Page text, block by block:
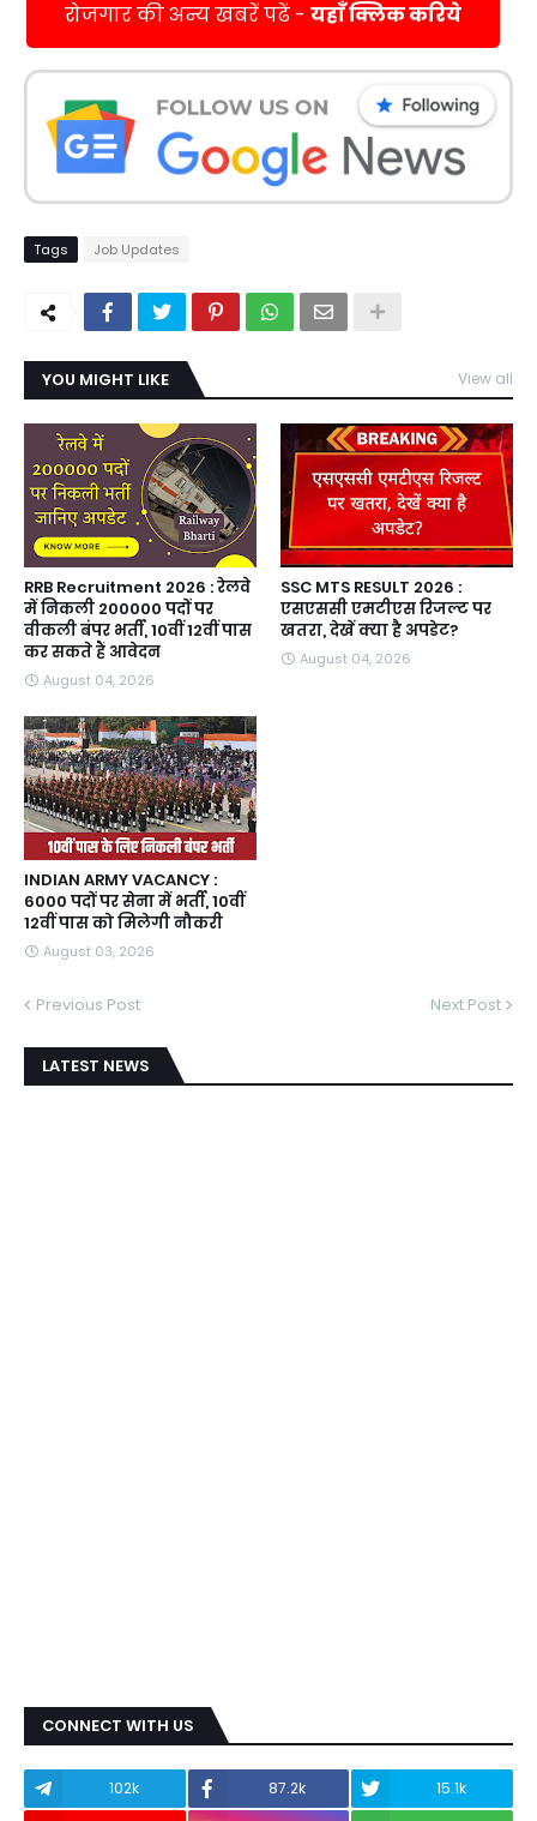
रोजगार की अन्य खबरें पढें - यहाँ क्लिक करिये
Tags Job Updates
YOU MIGHT LIKE View all
RRB Recruitment 2026 : रेलवे
में निकली 200000 पदों पर
वीकली बंपर भर्ती, 10वीं 12वीं पास
कर सकते हैं आवेदन
August 04, 2026
SSC MTS RESULT 2026 :
एसएससी एमटीएस रिजल्ट पर
खतरा, देखें क्या है अपडेट?
August 04, 2026
INDIAN ARMY VACANCY :
6000 पदों पर सेना में भर्ती, 10वीं
12वीं पास को मिलेगी नौकरी
August 03, 2026
Previous Post Next Post
LATEST NEWS
CONNECT WITH US
102k 87.2k
15.1k